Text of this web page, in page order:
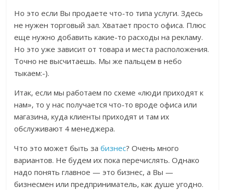
Но это если Вы продаете что-то типа услуги. Здесь
не нужен торговый зал. Хватает просто офиса. Плюс
еще нужно добавить какие-то расходы на рекламу.
Но это уже зависит от товара и места расположения.
Точно не высчитаешь. Мы же пальцем в небо
тыкаем:-).
Итак, если мы работаем по схеме «люди приходят к
нам», то у нас получается что-то вроде офиса или
магазина, куда клиенты приходят и там их
обслуживают 4 менеджера.
Что это может быть забизнес? Очень много
вариантов. Не будем их пока перечислять. Однако
надо понять главное — это бизнес, а Вы —
бизнесмен или предприниматель, как душе угодно.